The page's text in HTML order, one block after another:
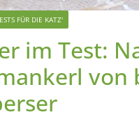
FÜR DIE KATZ'
im Test:
von